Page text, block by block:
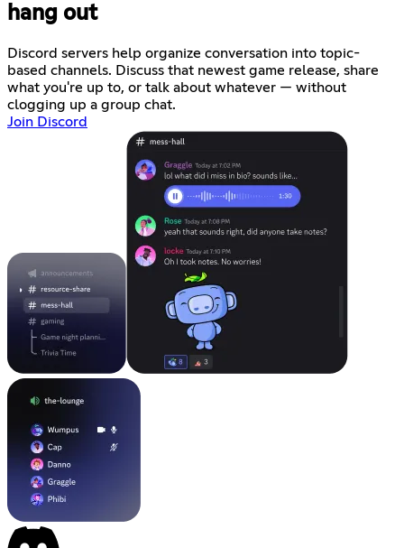
hang out
Discord servers help organize conversation into topic-
based channels. Discuss that newest game release, share
what you're up to, or talk about whatever — without
clogging up a group chat.
Join Discord